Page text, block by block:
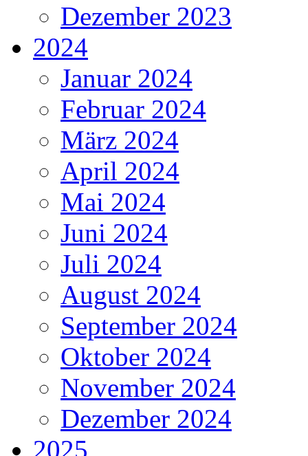
Dezember 2023
2024
Januar 2024
Februar 2024
März 2024
April 2024
Mai 2024
Juni 2024
Juli 2024
August 2024
September 2024
Oktober 2024
November 2024
Dezember 2024
2025